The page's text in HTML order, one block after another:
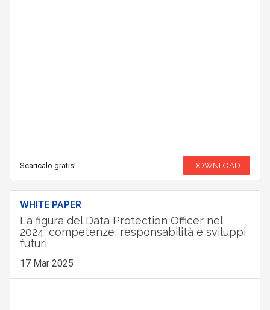
Scaricalo gratis! DOWNLOAD
WHITE PAPER
La figura del Data Protection Officer nel
2024: competenze, responsabilità e sviluppi
futuri
17 Mar 2025